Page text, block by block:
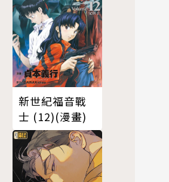
新世紀福音戰
士 (12)(漫畫)